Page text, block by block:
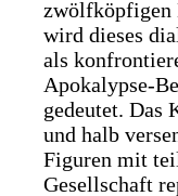
zwölfköpfigen
wird dieses
als
Apokalypse-
gedeutet. Das
und halb
Figuren mit
Gesellschaft